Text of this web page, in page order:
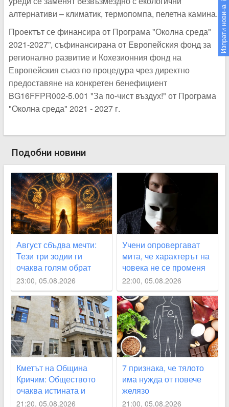
алтернативи – климатик, термопомпа, пелетна камина.
Проектът се финансира от Програма "Околна среда"
2021-2027”, съфинансирана от Европейския фонд за
регионално развитие и Кохезионния фонд на
Европейския съюз по процедура чрез директно
предоставяне на конкретен бенефициент
BG16FFPR002-5.001 "За по-чист въздух!" от Програма
"Околна среда" 2021 - 2027 г.
Подобни новини
Август сбъдва мечти:
Тези три зодии ги
очаква голям обрат
23:00, 05.08.2026
Учени опровергават
мита, че характерът на
човека не се променя
22:00, 05.08.2026
Кметът на Община
Кричим: Обществото
очаква истината и
справедливост за
21:20, 05.08.2026
7 признака, че тялото
има нужда от повече
желязо
21:00, 05.08.2026
Изпрати новина